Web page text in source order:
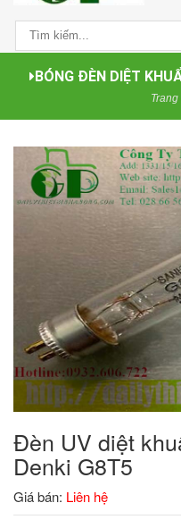
BÓNG ĐÈN DIỆT
Đèn UV diệt
Denki G8T5
Giá bán: Liên hệ